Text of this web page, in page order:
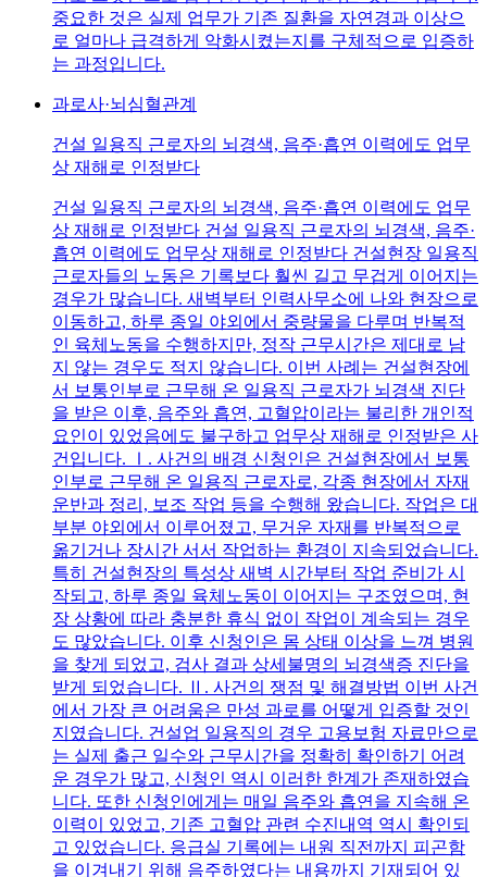
중요한 것은 실제 업무가 기존 질환을 자연경과 이상으
로 얼마나 급격하게 악화시켰는지를 구체적으로 입증하
는 과정입니다.
과로사·뇌심혈관계
건설 일용직 근로자의 뇌경색, 음주·흡연 이력에도 업무
상 재해로 인정받다
건설 일용직 근로자의 뇌경색, 음주·흡연 이력에도 업무
상 재해로 인정받다 건설 일용직 근로자의 뇌경색, 음주·
흡연 이력에도 업무상 재해로 인정받다 건설현장 일용직
근로자들의 노동은 기록보다 훨씬 길고 무겁게 이어지는
경우가 많습니다. 새벽부터 인력사무소에 나와 현장으로
이동하고, 하루 종일 야외에서 중량물을 다루며 반복적
인 육체노동을 수행하지만, 정작 근무시간은 제대로 남
지 않는 경우도 적지 않습니다. 이번 사례는 건설현장에
서 보통인부로 근무해 온 일용직 근로자가 뇌경색 진단
을 받은 이후, 음주와 흡연, 고혈압이라는 불리한 개인적
요인이 있었음에도 불구하고 업무상 재해로 인정받은 사
건입니다. Ⅰ. 사건의 배경 신청인은 건설현장에서 보통
인부로 근무해 온 일용직 근로자로, 각종 현장에서 자재
운반과 정리, 보조 작업 등을 수행해 왔습니다. 작업은 대
부분 야외에서 이루어졌고, 무거운 자재를 반복적으로
옮기거나 장시간 서서 작업하는 환경이 지속되었습니다.
특히 건설현장의 특성상 새벽 시간부터 작업 준비가 시
작되고, 하루 종일 육체노동이 이어지는 구조였으며, 현
장 상황에 따라 충분한 휴식 없이 작업이 계속되는 경우
도 많았습니다. 이후 신청인은 몸 상태 이상을 느껴 병원
을 찾게 되었고, 검사 결과 상세불명의 뇌경색증 진단을
받게 되었습니다. Ⅱ. 사건의 쟁점 및 해결방법 이번 사건
에서 가장 큰 어려움은 만성 과로를 어떻게 입증할 것인
지였습니다. 건설업 일용직의 경우 고용보험 자료만으로
는 실제 출근 일수와 근무시간을 정확히 확인하기 어려
운 경우가 많고, 신청인 역시 이러한 한계가 존재하였습
니다. 또한 신청인에게는 매일 음주와 흡연을 지속해 온
이력이 있었고, 기존 고혈압 관련 수진내역 역시 확인되
고 있었습니다. 응급실 기록에는 내원 직전까지 피곤함
을 이겨내기 위해 음주하였다는 내용까지 기재되어 있